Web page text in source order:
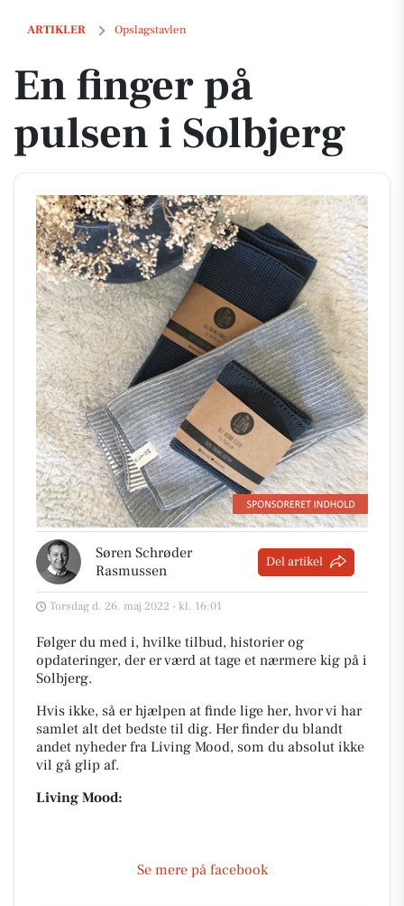
ARTIKLER Opslagstavlen
En finger på pulsen i Solbjerg
En finger på
pulsen i Solbjerg
Søren Schrøder
Rasmussen
Del artikel
Torsdag d. 26. maj 2022 - kl. 16:01
Følger du med i, hvilke tilbud, historier og
opdateringer, der er værd at tage et nærmere kig på i
Solbjerg.
Hvis ikke, så er hjælpen at finde lige her, hvor vi har
samlet alt det bedste til dig. Her finder du blandt
andet nyheder fra Living Mood, som du absolut ikke
vil gå glip af.
Living Mood:
Se mere på facebook